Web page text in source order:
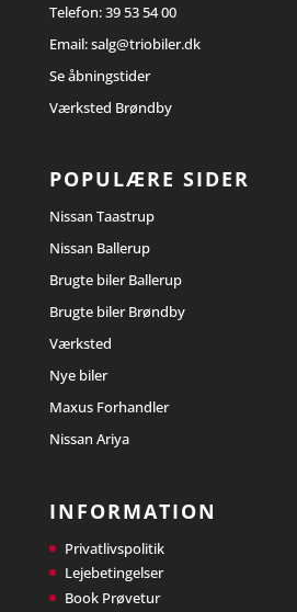
Telefon:39 53 54 00
Email:salg@triobiler.dk
Se åbningstider
Værksted Brøndby
POPULÆRE SIDER
Nissan Taastrup
Nissan Ballerup
Brugte biler Ballerup
Brugte biler Brøndby
Værksted
Nye biler
Maxus Forhandler
Nissan Ariya
INFORMATION
Privatlivspolitik
Lejebetingelser
Book Prøvetur